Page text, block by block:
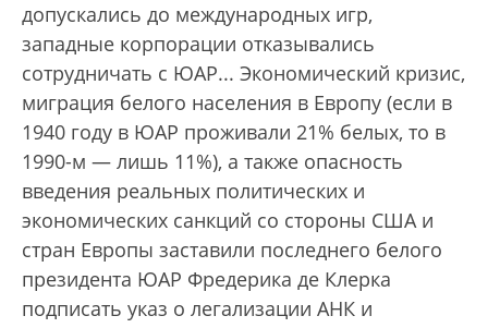
допускались до международных игр,
западные корпорации отказывались
сотрудничать с ЮАР... Экономический кризис,
миграция белого населения в Европу (если в
1940 году в ЮАР проживали 21% белых, то в
1990-м — лишь 11%), а также опасность
введения реальных политических и
экономических санкций со стороны США и
стран Европы заставили последнего белого
президента ЮАР Фредерика де Клерка
подписать указ о легализации АНК и